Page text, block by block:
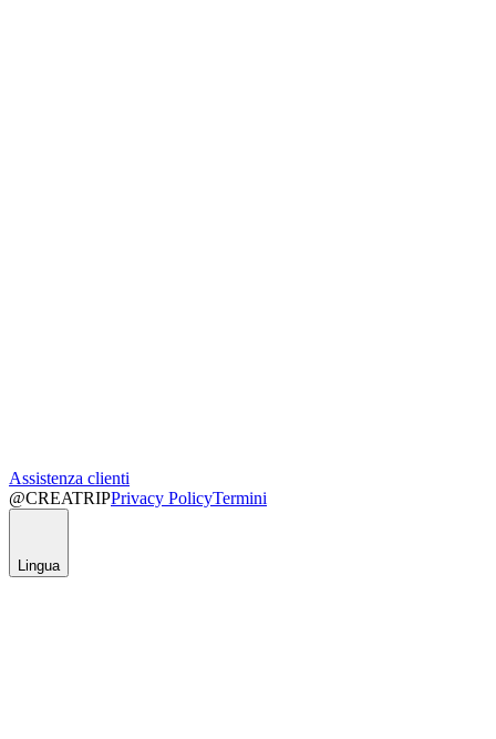
Assistenza clienti
@CREATRIPPrivacy PolicyTermini
Lingua